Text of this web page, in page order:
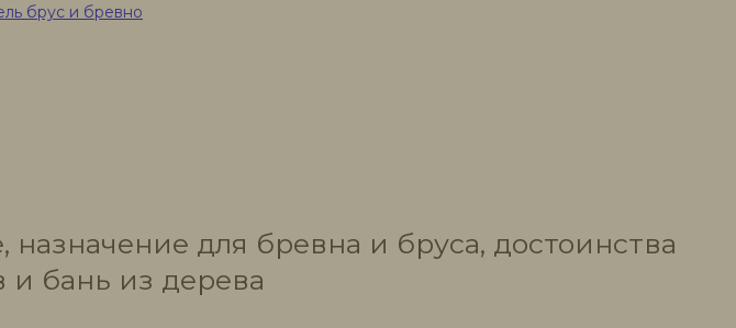
брус и бревно
для бревна и бруса, достоинства
и бань из дерева